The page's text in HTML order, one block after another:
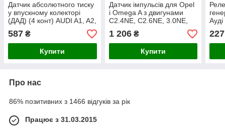
Датчик абсолютного тиску
у впускному колекторі
(ДАД) (4 конт) AUDI A1, A2,
A3, A4 ALLROAD B8, A4
B5, A4 B6, A4 B7, A4 B8,
587 ₴
Купити
Датчик імпульсів для Opel
і Omega A з двигунами
C2.4NE, C2.6NE, 3.0NE,
C3.0LE - 1293700200.
1 206₴
Купити
227
Про нас
86% позитивних з 1466 відгуків за рік
Працює з 31.03.2015